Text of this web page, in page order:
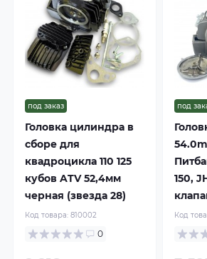
под заказ
Головка цилиндра в
сборе для
квадроцикла 110 125
кубов ATV 52,4мм
черная (звезда 28)
Код товара: 810002
0
под
150,
Код